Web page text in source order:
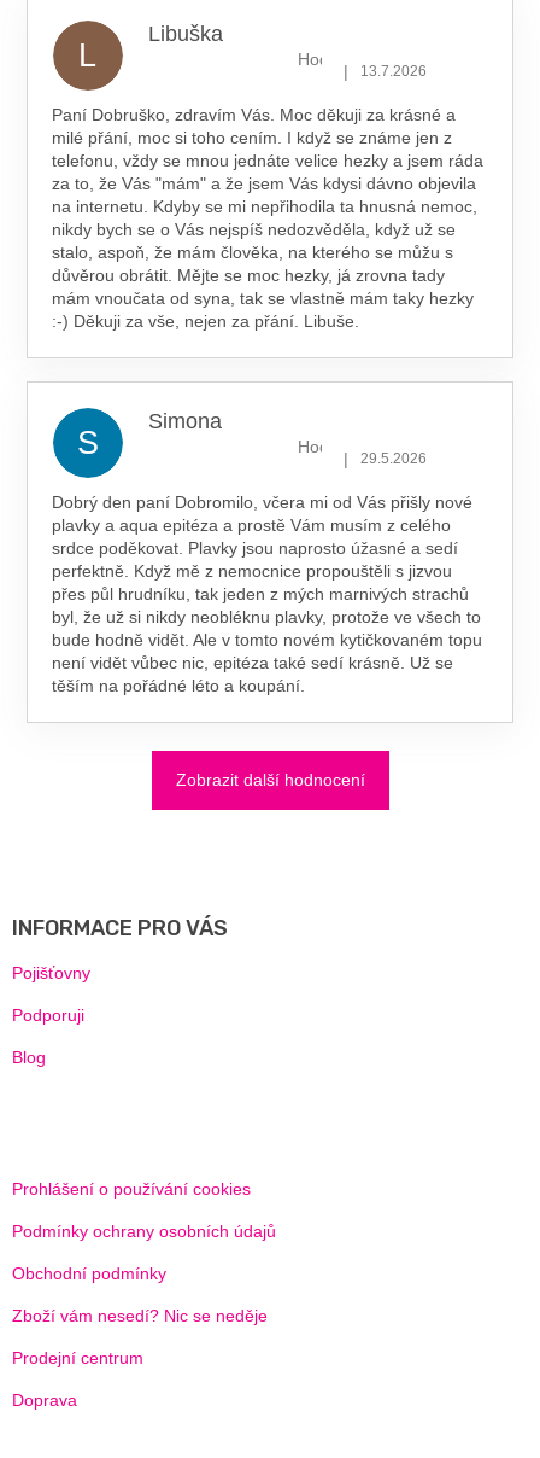
L
Libuška
Hodnocení obchodu je 5 z 5
| 13.7.2026
Paní Dobruško, zdravím Vás. Moc děkuji za krásné a
milé přání, moc si toho cením. I když se známe jen z
telefonu, vždy se mnou jednáte velice hezky a jsem ráda
za to, že Vás "mám" a že jsem Vás kdysi dávno objevila
na internetu. Kdyby se mi nepřihodila ta hnusná nemoc,
nikdy bych se o Vás nejspíš nedozvěděla, když už se
stalo, aspoň, že mám člověka, na kterého se můžu s
důvěrou obrátit. Mějte se moc hezky, já zrovna tady
mám vnoučata od syna, tak se vlastně mám taky hezky
:-) Děkuji za vše, nejen za přání. Libuše.
S
Simona
Hodnocení obchodu je 5 z 5
| 29.5.2026
Dobrý den paní Dobromilo, včera mi od Vás přišly nové
plavky a aqua epitéza a prostě Vám musím z celého
srdce poděkovat. Plavky jsou naprosto úžasné a sedí
perfektně. Když mě z nemocnice propouštěli s jizvou
přes půl hrudníku, tak jeden z mých marnivých strachů
byl, že už si nikdy neobléknu plavky, protože ve všech to
bude hodně vidět. Ale v tomto novém kytičkovaném topu
není vidět vůbec nic, epitéza také sedí krásně. Už se
těším na pořádné léto a koupání.
Zobrazit další hodnocení
INFORMACE PRO VÁS
Pojišťovny
Podporuji
Blog
Prohlášení o používání cookies
Podmínky ochrany osobních údajů
Obchodní podmínky
Zboží vám nesedí? Nic se neděje
Prodejní centrum
Doprava